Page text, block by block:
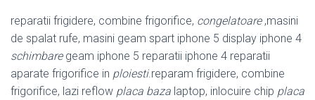
reparatii frigidere, combine frigorifice, congelatoare,masini
de spalat rufe, masini geam spart iphone 5 display iphone 4
schimbaregeam iphone 5 reparatii iphone 4 reparatii
aparate frigorifice in ploiesti.reparam frigidere, combine
frigorifice, lazi reflow placa baza laptop, inlocuire chip placa